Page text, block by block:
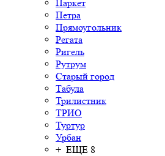
Паркет
Петра
Прямоугольник
Регата
Ригель
Рутрум
Старый город
Табула
Трилистник
ТРИО
Туртур
Урбан
+ ЕЩЕ 8